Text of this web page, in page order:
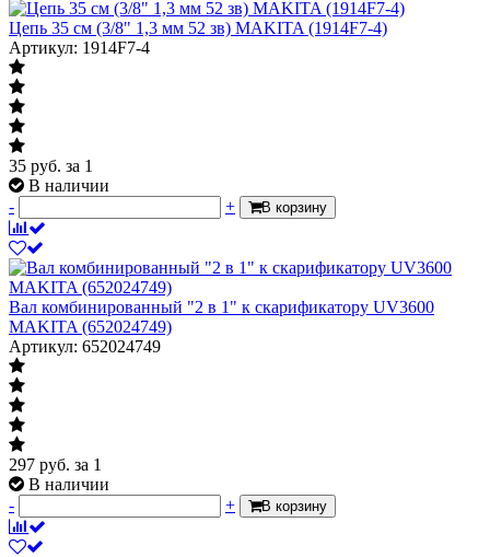
Цепь 35 см (3/8" 1,3 мм 52 зв) MAKITA (1914F7-4)
Артикул: 1914F7-4
35 руб. за 1
В наличии
-
+ В корзину
Вал комбинированный "2 в 1" к скарификатору UV3600
MAKITA (652024749)
Артикул: 652024749
297 руб. за 1
В наличии
-
+ В корзину